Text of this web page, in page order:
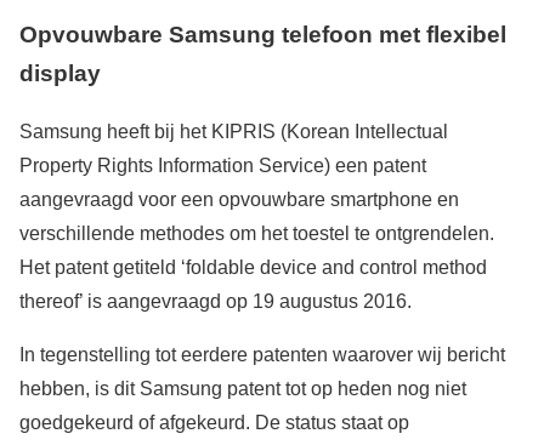
Opvouwbare Samsung telefoon met flexibel
display
Samsung heeft bij het KIPRIS (Korean Intellectual
Property Rights Information Service) een patent
aangevraagd voor een opvouwbare smartphone en
verschillende methodes om het toestel te ontgrendelen.
Het patent getiteld ‘foldable device and control method
thereof’ is aangevraagd op 19 augustus 2016.
In tegenstelling tot eerdere patenten waarover wij bericht
hebben, is dit Samsung patent tot op heden nog niet
goedgekeurd of afgekeurd. De status staat op